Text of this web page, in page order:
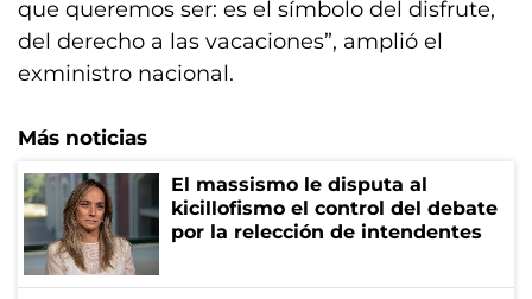
que queremos ser: es el símbolo del disfrute,
del derecho a las vacaciones”, amplió el
exministro nacional.
Más noticias
El massismo le disputa al
kicillofismo el control del debate
por la relección de intendentes